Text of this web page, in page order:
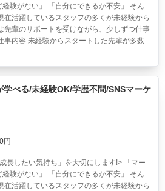
験がない」 「自分にできるか不安」 そん
在活躍しているスタッフの多くが未経験から
先輩のサポートを受けながら、少しずつ仕事
事内容 未経験からスタートした先輩が多数
学べる/未経験OK/学歴不問/SNSマーケ
円
長したい気持ち」を大切にします!> 「マー
験がない」 「自分にできるか不安」 そん
在活躍しているスタッフの多くが未経験から